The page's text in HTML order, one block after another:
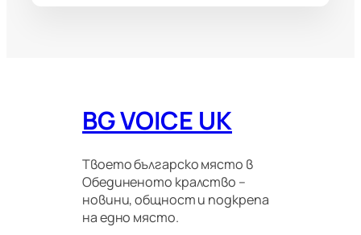
BG VOICE UK
Твоето българско място в
Обединеното кралство –
новини, общност и подкрепа
на едно място.